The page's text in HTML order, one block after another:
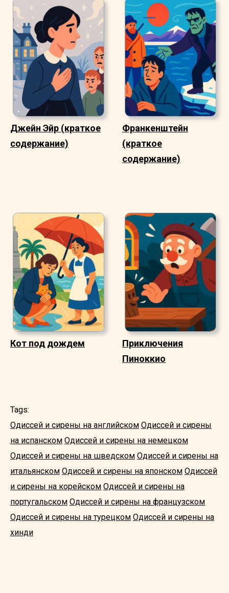
Джейн Эйр (краткое
содержание)
Франкенштейн
(краткое
содержание)
Кот под дождем
Приключения
Пиноккио
Tags:
Одиссей и сирены на английском Одиссей и сирены
на испанском Одиссей и сирены на немецком
Одиссей и сирены на шведском Одиссей и сирены на
итальянском Одиссей и сирены на японском Одиссей
и сирены на корейском Одиссей и сирены на
португальском Одиссей и сирены на французском
Одиссей и сирены на турецком Одиссей и сирены на
хинди